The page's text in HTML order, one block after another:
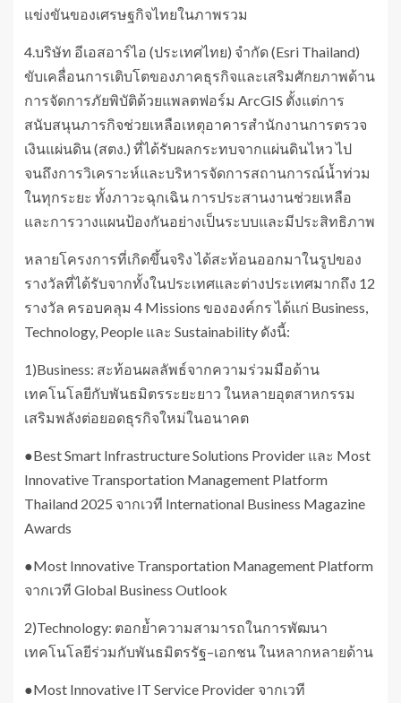
แข่งขันของเศรษฐกิจไทยในภาพรวม
4.บริษัท อีเอสอาร์ไอ (ประเทศไทย) จำกัด (Esri Thailand)
ขับเคลื่อนการเติบโตของภาคธุรกิจและเสริมศักยภาพด้าน
การจัดการภัยพิบัติด้วยแพลตฟอร์ม ArcGIS ตั้งแต่การ
สนับสนุนภารกิจช่วยเหลือเหตุอาคารสำนักงานการตรวจ
เงินแผ่นดิน (สตง.) ที่ได้รับผลกระทบจากแผ่นดินไหว ไป
จนถึงการวิเคราะห์และบริหารจัดการสถานการณ์น้ำท่วม
ในทุกระยะ ทั้งภาวะฉุกเฉิน การประสานงานช่วยเหลือ
และการวางแผนป้องกันอย่างเป็นระบบและมีประสิทธิภาพ
หลายโครงการที่เกิดขึ้นจริง ได้สะท้อนออกมาในรูปของ
รางวัลที่ได้รับจากทั้งในประเทศและต่างประเทศมากถึง 12
รางวัล ครอบคลุม 4 Missions ขององค์กร ได้แก่ Business,
Technology, People และ Sustainability ดังนี้:
1)Business: สะท้อนผลลัพธ์จากความร่วมมือด้าน
เทคโนโลยีกับพันธมิตรระยะยาว ในหลายอุตสาหกรรม
เสริมพลังต่อยอดธุรกิจใหม่ในอนาคต
●Best Smart Infrastructure Solutions Provider และ Most
Innovative Transportation Management Platform
Thailand 2025 จากเวที International Business Magazine
Awards
●Most Innovative Transportation Management Platform
จากเวที Global Business Outlook
2)Technology: ตอกย้ำความสามารถในการพัฒนา
เทคโนโลยีร่วมกับพันธมิตรรัฐ–เอกชน ในหลากหลายด้าน
●Most Innovative IT Service Provider จากเวที